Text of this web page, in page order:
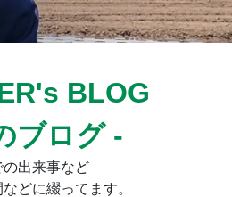
BLOG
ブログ -
の出来事など
どに綴ってます。